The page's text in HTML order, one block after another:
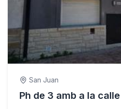
San Juan